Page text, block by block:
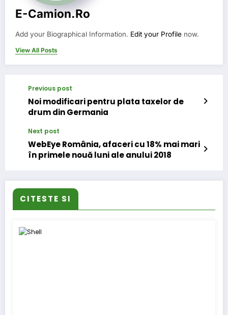
E-Camion.ro
Add your Biographical Information. Edit your Profile now.
View All Posts
Previous post
Noi modificari pentru plata taxelor de
drum din Germania
Next post
WebEye România, afaceri cu 18% mai mari
în primele nouă luni ale anului 2018
CITESTE SI